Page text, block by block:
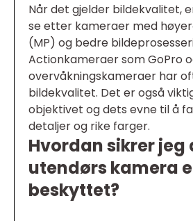
Når det gjelder bildekvalitet,
se etter kameraer med
(MP) og bedre
Actionkameraer som GoPro
overvåkningskameraer har
bildekvalitet. Det er også
objektivet og dets evne til å
detaljer og rike farger.
Hvordan sikrer
utendørs kamera
beskyttet?